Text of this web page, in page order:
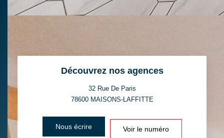
AGE MOYEN
REVENU MENSUEL PAR
PART DES MÉNAGES SANS
VOITURE
RÉSULTATS DES LYCÉES ECOLES ET CRÈCHES
Découvrez nos agences
32 Rue De Paris
78600 MAISONS-LAFFITTE
Nous écrire Voir le numéro